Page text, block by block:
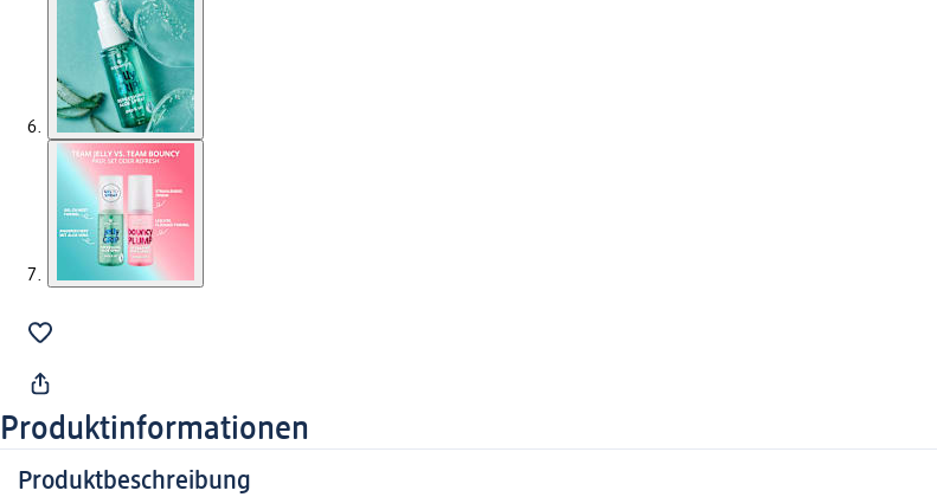
Produktinformationen
Produktbeschreibung